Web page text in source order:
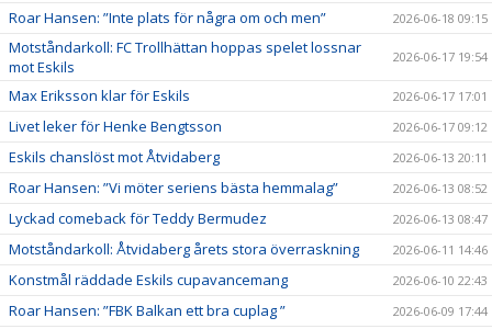
Roar Hansen: ”Inte plats för några om och men” 2026-06-18 09:15
Motståndarkoll: FC Trollhättan hoppas spelet lossnar
mot Eskils
2026-06-17 19:54
Max Eriksson klar för Eskils 2026-06-17 17:01
Livet leker för Henke Bengtsson 2026-06-17 09:12
Eskils chanslöst mot Åtvidaberg 2026-06-13 20:11
Roar Hansen: ”Vi möter seriens bästa hemmalag” 2026-06-13 08:52
Lyckad comeback för Teddy Bermudez 2026-06-13 08:47
Motståndarkoll: Åtvidaberg årets stora överraskning 2026-06-11 14:46
Konstmål räddade Eskils cupavancemang 2026-06-10 22:43
Roar Hansen: ”FBK Balkan ett bra cuplag ” 2026-06-09 17:44